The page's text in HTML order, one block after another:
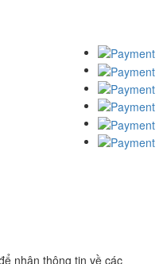
nhận thông tin về các